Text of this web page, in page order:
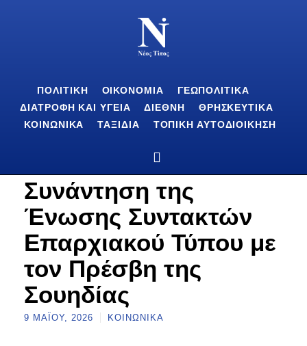
ΠΟΛΙΤΙΚΉ ΟΙΚΟΝΟΜΊΑ
ΓΕΩΠΟΛΙΤΙΚΆ
ΔΙΑΤΡΟΦΉ ΚΑΙ ΥΓΕΊΑ
ΔΙΕΘΝΉ
ΘΡΗΣΚΕΥΤΙΚΆ
ΚΟΙΝΩΝΙΚΆ
ΤΑΞΊΔΙΑ ΤΟΠΙΚΉ ΑΥΤΟΔΙΟΊΚΗΣΗ
Συνάντηση της
Ένωσης Συντακτών
Επαρχιακού Τύπου με
τον Πρέσβη της
Σουηδίας
9 ΜΑΪ́ΟΥ, 2026 ΚΟΙΝΩΝΙΚΆ